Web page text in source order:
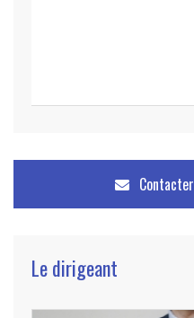
Contacter
Le dirigeant